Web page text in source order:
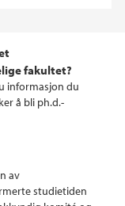
fakultet?
informasjon du
å bli ph.d.-
av
studietiden